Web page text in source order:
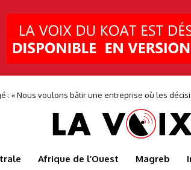
eau potable : Camwater sauve l’usine de
Afrique de l’Ouest Magreb